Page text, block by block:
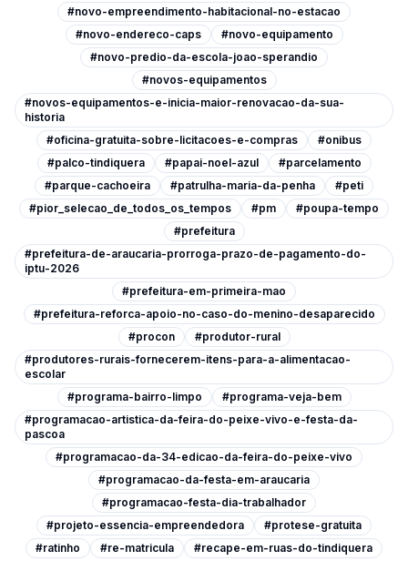
#novo-empreendimento-habitacional-no-estacao
#novo-endereco-caps
#novo-equipamento
#novo-predio-da-escola-joao-sperandio
#novos-equipamentos
#novos-equipamentos-e-inicia-maior-renovacao-da-sua-
historia
#oficina-gratuita-sobre-licitacoes-e-compras
#onibus
#palco-tindiquera
#papai-noel-azul
#parcelamento
#parque-cachoeira
#patrulha-maria-da-penha
#peti
#pior_selecao_de_todos_os_tempos
#pm
#poupa-tempo
#prefeitura
#prefeitura-de-araucaria-prorroga-prazo-de-pagamento-do-
iptu-2026
#prefeitura-em-primeira-mao
#prefeitura-reforca-apoio-no-caso-do-menino-desaparecido
#procon
#produtor-rural
#produtores-rurais-fornecerem-itens-para-a-alimentacao-
escolar
#programa-bairro-limpo
#programa-veja-bem
#programacao-artistica-da-feira-do-peixe-vivo-e-festa-da-
pascoa
#programacao-da-34-edicao-da-feira-do-peixe-vivo
#programacao-da-festa-em-araucaria
#programacao-festa-dia-trabalhador
#projeto-essencia-empreendedora
#protese-gratuita
#ratinho
#re-matricula
#recape-em-ruas-do-tindiquera